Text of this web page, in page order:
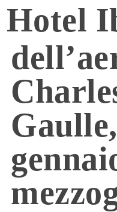
Hotel